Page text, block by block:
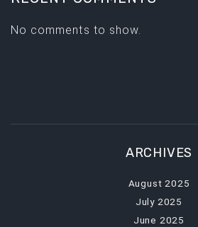
No comments to show.
ARCHIVES
August 2025
July 2025
June 2025